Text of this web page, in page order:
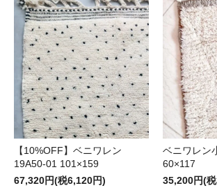
【10%OFF】ベニワレン
19A50-01 101×159
67,320円(税6,120円)
ベニワレン
60×117
35,200円(